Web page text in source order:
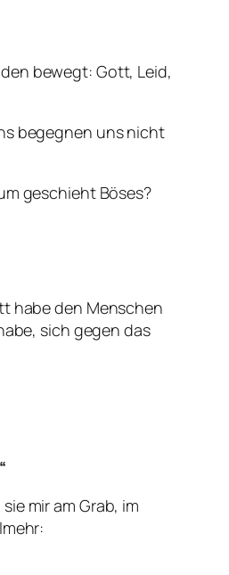
bewegt: Gott, Leid,
begegnen uns nicht
geschieht Böses?
habe den Menschen
sich gegen das
mir am Grab, im